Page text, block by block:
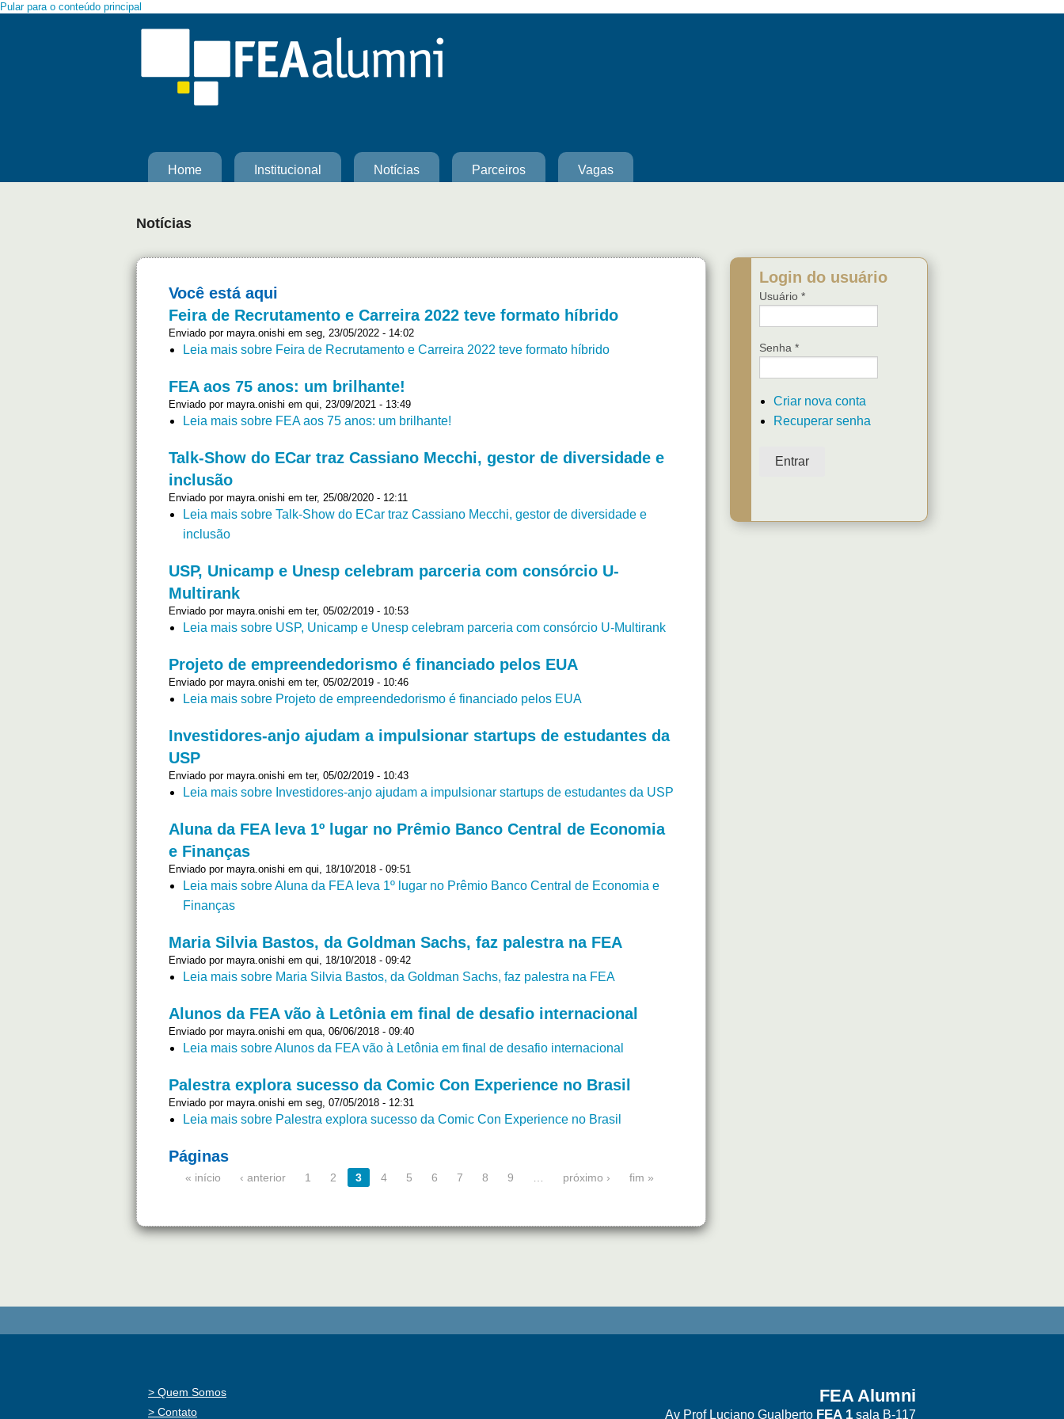
Pular para o conteúdo principal
Home Institucional Notícias Parceiros Vagas
Notícias
Você está aqui
Feira de Recrutamento e Carreira 2022 teve formato híbrido
Enviado por mayra.onishi em seg, 23/05/2022 - 14:02
Leia maissobre Feira de Recrutamento e Carreira 2022 teve formato híbrido
FEA aos 75 anos: um brilhante!
Enviado por mayra.onishi em qui, 23/09/2021 - 13:49
Leia maissobre FEA aos 75 anos: um brilhante!
Talk-Show do ECar traz Cassiano Mecchi, gestor de diversidade e
inclusão
Enviado por mayra.onishi em ter, 25/08/2020 - 12:11
Leia maissobre Talk-Show do ECar traz Cassiano Mecchi, gestor de diversidade e
inclusão
USP, Unicamp e Unesp celebram parceria com consórcio U-
Multirank
Enviado por mayra.onishi em ter, 05/02/2019 - 10:53
Leia maissobre USP, Unicamp e Unesp celebram parceria com consórcio U-Multirank
Projeto de empreendedorismo é financiado pelos EUA
Enviado por mayra.onishi em ter, 05/02/2019 - 10:46
Leia maissobre Projeto de empreendedorismo é financiado pelos EUA
Investidores-anjo ajudam a impulsionar startups de estudantes da
USP
Enviado por mayra.onishi em ter, 05/02/2019 - 10:43
Leia maissobre Investidores-anjo ajudam a impulsionar startups de estudantes da USP
Aluna da FEA leva 1º lugar no Prêmio Banco Central de Economia
e Finanças
Enviado por mayra.onishi em qui, 18/10/2018 - 09:51
Leia maissobre Aluna da FEA leva 1º lugar no Prêmio Banco Central de Economia e
Finanças
Maria Silvia Bastos, da Goldman Sachs, faz palestra na FEA
Enviado por mayra.onishi em qui, 18/10/2018 - 09:42
Leia maissobre Maria Silvia Bastos, da Goldman Sachs, faz palestra na FEA
Alunos da FEA vão à Letônia em final de desafio internacional
Enviado por mayra.onishi em qua, 06/06/2018 - 09:40
Leia maissobre Alunos da FEA vão à Letônia em final de desafio internacional
Palestra explora sucesso da Comic Con Experience no Brasil
Enviado por mayra.onishi em seg, 07/05/2018 - 12:31
Leia maissobre Palestra explora sucesso da Comic Con Experience no Brasil
Páginas
« início ‹ anterior 1 2 3 4 5 6 7 8 9 próximo › fim »
Login do usuário
Usuário *
Senha *
Criar nova conta
Recuperar senha
Entrar
Quem Somos
Contato
FEA Alumni
Av Prof Luciano Gualberto FEA 1 sala B-117